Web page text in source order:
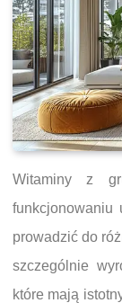
Witaminy z
funkcjonowaniu
prowadzić do
szczególnie
które mają